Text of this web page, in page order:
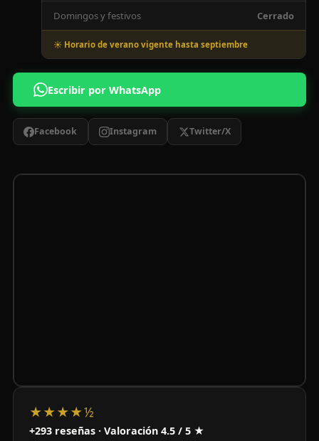
Domingos y festivos Cerrado
☀️ Horario de verano vigente hasta septiembre
Escribir por WhatsApp
Facebook Instagram Twitter/X
★★★★½
+293 reseñas · Valoración 4.5 / 5 ★